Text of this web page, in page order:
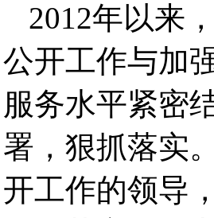
2012年以来
公开工作与加
服务水平紧密
署，狠抓落实
开工作的领导